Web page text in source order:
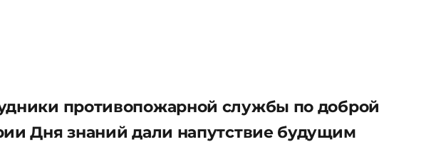
противопожарной службы по доброй
Дня знаний дали напутствие будущим